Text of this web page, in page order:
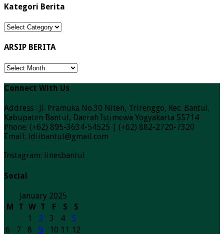
Kategori Berita
Kategori
ARSIP BERITA
ARSIP
Connect With Us
Address : Jl. Pramuka No.30 Niten, Trirenggo, Kec. Bantul,
Kabupaten Bantul, Daerah Istimewa Yogyakarta 55714
Phone: (+62) 895-3634-54525 | (+62) 882-2720-7320
Email: ldiibantul@gmail.com
Instagram: linesbantul
Social
January 2025
M
T W T F S
S
1
2 3 4
5
6
7 8 9 10 11 12